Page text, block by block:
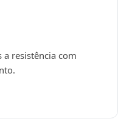
a resistência com